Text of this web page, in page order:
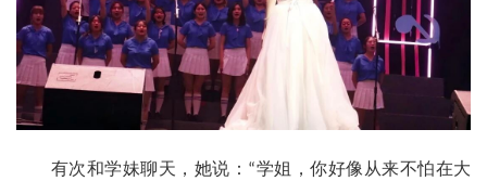
有次和学妹聊天，她说： “学姐，你好像从来不怕在大